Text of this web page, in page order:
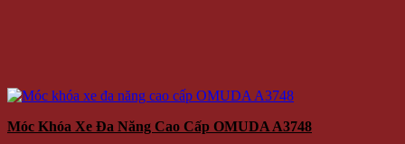
Móc Khóa Xe Đa Năng Cao Cấp OMUDA A3748